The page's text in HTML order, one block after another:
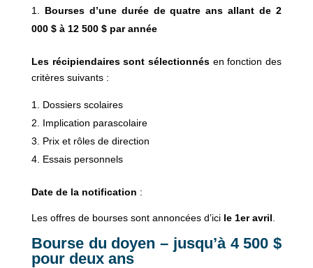
Bourses d’une durée de quatre ans allant de 2
000 $ à 12 500 $ par année
Les récipiendaires sont sélectionnés en fonction des
critères suivants :
Dossiers scolaires
Implication parascolaire
Prix et rôles de direction
Essais personnels
Date de la notification :
Les offres de bourses sont annoncées d’ici le 1er avril
Bourse du doyen – jusqu’à 4 500 $
pour deux ans